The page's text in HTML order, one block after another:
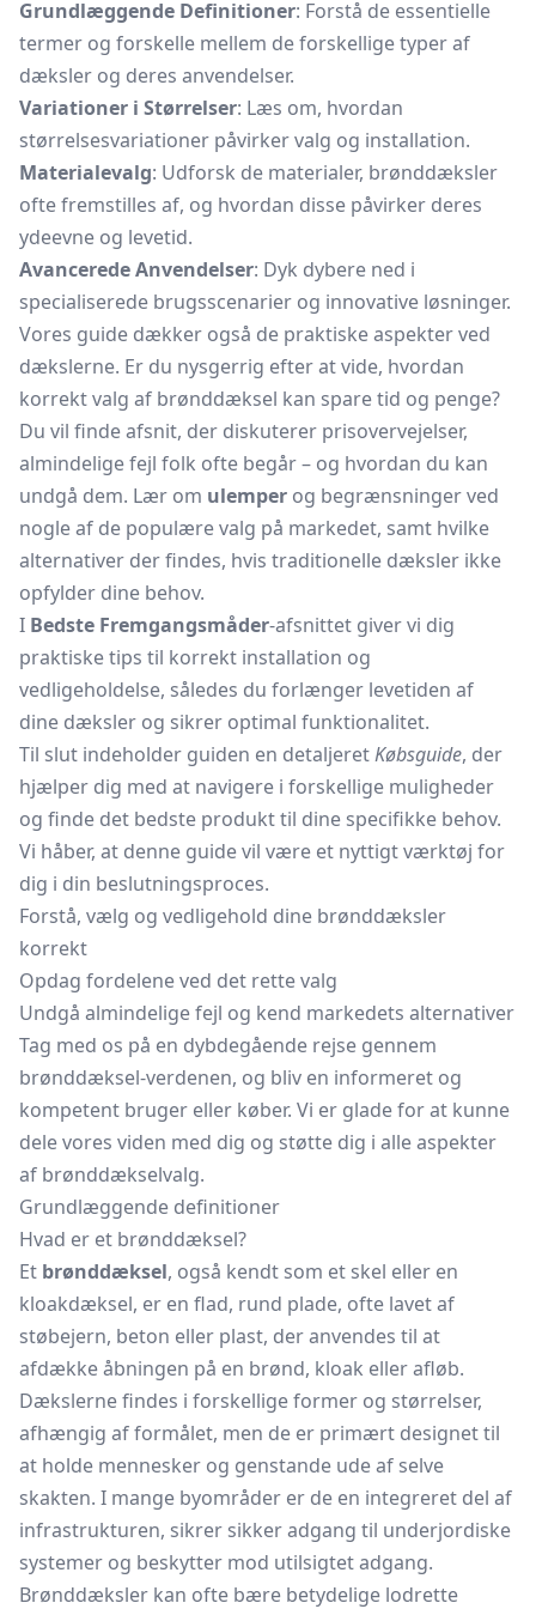
Grundlæggende Definitioner: Forstå de essentielle
termer og forskelle mellem de forskellige typer af
dæksler og deres anvendelser.
Variationer i Størrelser: Læs om, hvordan
størrelsesvariationer påvirker valg og installation.
Materialevalg: Udforsk de materialer, brønddæksler
ofte fremstilles af, og hvordan disse påvirker deres
ydeevne og levetid.
Avancerede Anvendelser: Dyk dybere ned i
specialiserede brugsscenarier og innovative løsninger.
Vores guide dækker også de praktiske aspekter ved
dækslerne. Er du nysgerrig efter at vide, hvordan
korrekt valg af brønddæksel kan spare tid og penge?
Du vil finde afsnit, der diskuterer prisovervejelser,
almindelige fejl folk ofte begår – og hvordan du kan
undgå dem. Lær om ulemper og begrænsninger ved
nogle af de populære valg på markedet, samt hvilke
alternativer der findes, hvis traditionelle dæksler ikke
opfylder dine behov.
I Bedste Fremgangsmåder-afsnittet giver vi dig
praktiske tips til korrekt installation og
vedligeholdelse, således du forlænger levetiden af
dine dæksler og sikrer optimal funktionalitet.
Til slut indeholder guiden en detaljeretKøbsguide, der
hjælper dig med at navigere i forskellige muligheder
og finde det bedste produkt til dine specifikke behov.
Vi håber, at denne guide vil være et nyttigt værktøj for
dig i din beslutningsproces.
Forstå, vælg og vedligehold dine brønddæksler
korrekt
Opdag fordelene ved det rette valg
Undgå almindelige fejl og kend markedets alternativer
Tag med os på en dybdegående rejse gennem
brønddæksel-verdenen, og bliv en informeret og
kompetent bruger eller køber. Vi er glade for at kunne
dele vores viden med dig og støtte dig i alle aspekter
af brønddækselvalg.
Grundlæggende definitioner
Hvad er et brønddæksel?
Et brønddæksel, også kendt som et skel eller en
kloakdæksel, er en flad, rund plade, ofte lavet af
støbejern, beton eller plast, der anvendes til at
afdække åbningen på en brønd, kloak eller afløb.
Dækslerne findes i forskellige former og størrelser,
afhængig af formålet, men de er primært designet til
at holde mennesker og genstande ude af selve
skakten. I mange byområder er de en integreret del af
infrastrukturen, sikrer sikker adgang til underjordiske
systemer og beskytter mod utilsigtet adgang.
Brønddæksler kan ofte bære betydelige lodrette